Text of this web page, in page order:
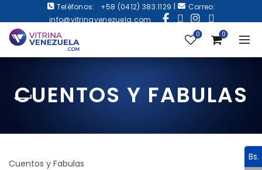
Teléfonos: +58 (0412) 383.1129 |
Correo:
info@vitrinavenezuela.com
0 0
CUENTOS Y FABULAS
Cuentos y Fabulas
Bs.